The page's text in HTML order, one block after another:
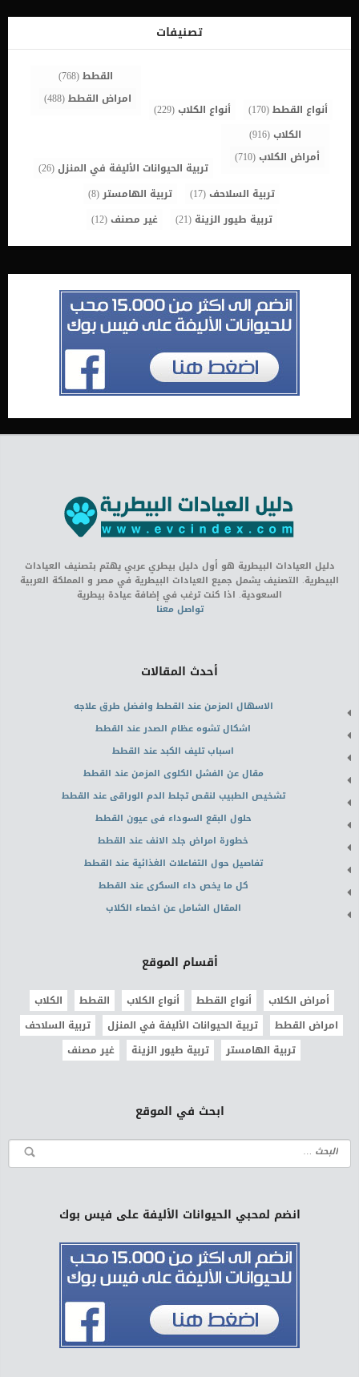
في مكان الاصابة. بعض انواع الفطريات عند القطط تظهر مثل انتفاخ او
تورم بسيط وخاصة فطريات الفم عند القطط والتي تظهر كتورم او التهاب
بسيط ثم تزداد. ماهي أعراض الإصابة بالفطريات عند قطتك ؟ في الواقع
تصنيفات
أنواع القطط(170) أنواع الكلاب(229)
القطط(768)
امراض القطط(488)
الكلاب(916)
أمراض الكلاب(710)
تربية الحيوانات الأليفة في المنزل(26)
تربية السلاحف(17) تربية الهامستر(8)
تربية طيور الزينة (21) غير مصنف(12)
دليل العيادات البيطرية هو أول دليل بيطري عربي يهتم بتصنيف العيادات
البيطرية. التصنيف يشمل جميع العيادات البيطرية في مصر و المملكة العربية
السعودية. اذا كنت ترغب في إضافة عيادة بيطرية
تواصل معنا
أحدث المقالات
الاسهال المزمن عند القطط وافضل طرق علاجه
اشكال تشوه عظام الصدر عند القطط
اسباب تليف الكبد عند القطط
مقال عن الفشل الكلوى المزمن عند القطط
تشخيص الطبيب لنقص تجلط الدم الوراقى عند القطط
حلول البقع السوداء فى عيون القطط
خطورة امراض جلد الانف عند القطط
تفاصيل حول التفاعلات الغذائية عند القطط
كل ما يخص داء السكرى عند القطط
المقال الشامل عن اخصاء الكلاب
أقسام الموقع
أمراض الكلاب أنواع القطط أنواع الكلاب القطط
الكلاب
امراض القطط
تربية الحيوانات الأليفة في المنزل
تربية السلاحف
تربية الهامستر
تربية طيور الزينة غير مصنف
ابحث في الموقع
انضم لمحبي الحيوانات الأليفة على فيس بوك